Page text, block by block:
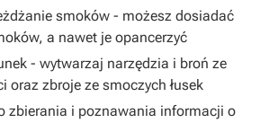
smoków - możesz dosiadać
a nawet je opancerzyć
- wytwarzaj narzędzia i broń ze
oraz zbroje ze smoczych łusek
zbierania i poznawania informacji o